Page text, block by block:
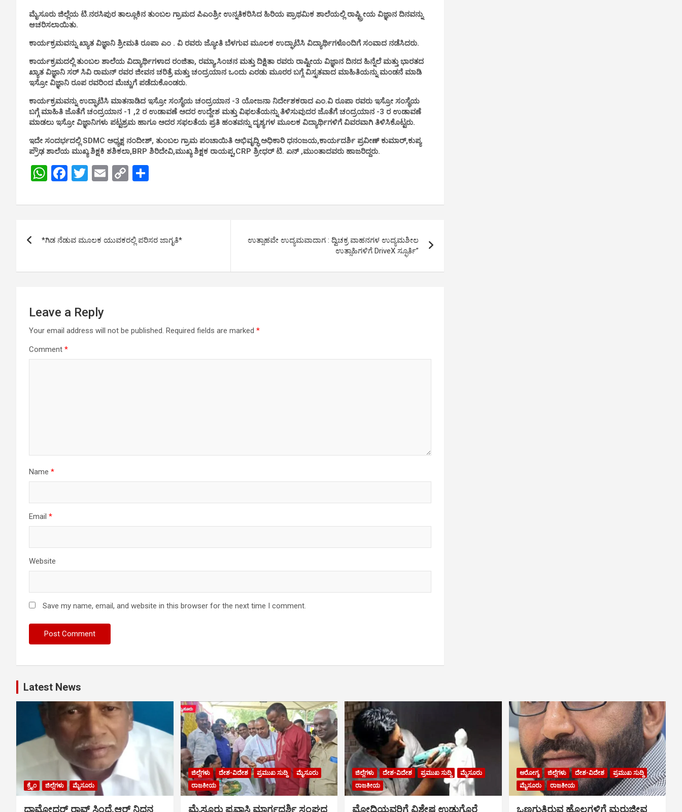
ಮೈಸೂರು ಜಿಲ್ಲೆಯ ಟಿ.ನರಸಿಪುರ ತಾಲ್ಲೂಕಿನ ತುಂಬಲ ಗ್ರಾಮದ ಪಿಎಂಶ್ರೀ ಉನ್ನತಿಕರಿಸಿದ ಹಿರಿಯ ಪ್ರಾಥಮಿಕ ಶಾಲೆಯಲ್ಲಿ ರಾಷ್ಟ್ರೀಯ ವಿಜ್ಞಾನ ದಿನವನ್ನು
ಆಚರಿಸಲಾಯಿತು.
ಕಾರ್ಯಕ್ರಮವನ್ನು ಖ್ಯಾತ ವಿಜ್ಞಾನಿ ಶ್ರೀಮತಿ ರೂಪಾ ಎಂ . ವಿ ರವರು ಜ್ಯೋತಿ ಬೆಳಗುವ ಮೂಲಕ ಉದ್ಘಾಟಿಸಿ ವಿದ್ಯಾರ್ಥಿಗಳೊಂದಿಗೆ ಸಂವಾದ ನಡೆಸಿದರು.
ಕಾರ್ಯಕ್ರಮದಲ್ಲಿ ತುಂಬಲ ಶಾಲೆಯ ವಿದ್ಯಾರ್ಥಿಗಳಾದ ರಂಜಿತಾ, ರಮ್ಯಾ,ಸಿಂಚನ ಮತ್ತು ದಿಕ್ಷಿತಾ ರವರು ರಾಷ್ಟೀಯ ವಿಜ್ಞಾನ ದಿನದ ಹಿನ್ನೆಲೆ ಮತ್ತು ಭಾರತದ
ಖ್ಯಾತ ವಿಜ್ಞಾನಿ ಸರ್ ಸಿವಿ ರಾಮನ್ ರವರ ಜೀವನ ಚರಿತ್ರೆ ಮತ್ತು ಚಂದ್ರಯಾನ ಒಂದು ಎರಡು ಮೂರರ ಬಗ್ಗೆ ವಿಸ್ತೃತವಾದ ಮಾಹಿತಿಯನ್ನು ಮಂಡನೆ ಮಾಡಿ
ಇಸ್ರೋ ವಿಜ್ಞಾನಿ ರೂಪ ರವರಿಂದ ಮೆಚ್ಚುಗೆ ಪಡೆದುಕೊಂಡರು.
ಕಾರ್ಯಕ್ರಮವನ್ನು ಉದ್ಘಾಟಿಸಿ ಮಾತನಾಡಿದ ಇಸ್ರೋ ಸಂಸ್ಥೆಯ ಚಂದ್ರಯಾನ -3 ಯೋಜನಾ ನಿರ್ದೇಶಕರಾದ ಎಂ.ವಿ ರೂಪಾ ರವರು ಇಸ್ರೋ ಸಂಸ್ಥೆಯ
ಬಗ್ಗೆ ಮಾಹಿತಿ ಜೊತೆಗೆ ಚಂದ್ರಯಾನ -1 ,2 ರ ಉಡಾವಣೆ ಅದರ ಉದ್ದೇಶ ಮತ್ತು ವಿಫಲತೆಯನ್ನು ತಿಳಿಸುವುದರ ಜೊತೆಗೆ ಚಂದ್ರಯಾನ -3 ರ ಉಡಾವಣೆ
ಮಾಡಲು ಇಸ್ರೋ ವಿಜ್ಞಾನಿಗಳು ಪಟ್ಟಶ್ರಮ ಹಾಗೂ ಅದರ ಸಫಲತೆಯ ಪ್ರತಿ ಹಂತವನ್ನು ದೃಶ್ಯಗಳ ಮೂಲಕ ವಿದ್ಯಾರ್ಥಿಗಳಿಗೆ ವಿವರವಾಗಿ ತಿಳಿಸಿಕೊಟ್ಟರು.
ಇದೇ ಸಂದರ್ಭದಲ್ಲಿ SDMC ಅಧ್ಯಕ್ಷ ನಂದೀಶ್, ತುಂಬಲ ಗ್ರಾಮ ಪಂಚಾಯಿತಿ ಅಭಿವೃದ್ಧಿ ಅಧಿಕಾರಿ ಧನಂಜಯ,ಕಾರ್ಯದರ್ಶಿ ಪ್ರವೀಣ್ ಕುಮಾರ್,ಕುಪ್ಯ
ಪ್ರೌಢ ಶಾಲೆಯ ಮುಖ್ಯ ಶಿಕ್ಷಕಿ ಶಶಿಕಲಾ,BRP ಶಿರಿದೇವಿ,ಮುಖ್ಯ ಶಿಕ್ಷಕ ರಾಯಪ್ಪ,CRP ಶ್ರೀಧರ್ ಟಿ. ಏನ್ ,ಮುಂತಾದವರು ಹಾಜರಿದ್ದರು.
W
at
A
p
F
ce
o
k
T
tt
E
ail
C
py
n
ar
*ಗಿಡ ನೆಡುವ ಮೂಲಕ ಯುವಕರಲ್ಲಿ ಪರಿಸರ ಜಾಗೃತಿ*
ಉತ್ಸಾಹವೇ ಉದ್ಯಮವಾದಾಗ : ದ್ವಿಚಕ್ರ ವಾಹನಗಳ ಉದ್ಯಮಶೀಲ
ಉತ್ಸಾಹಿಗಳಿಗೆ DriveX ಸ್ಫೂರ್ತಿ”
Leave a Reply
Your email address will not be published. Required fields are marked *
Comment *
Name *
Email *
Website
Save my name, email, and website in this browser for the next time I comment.
Latest News
ಕ್ರೈಂ ಜಿಲ್ಲೆಗಳು ಮೈಸೂರು
ದಾಮೋದರ್ ರಾವ್ ಸಿಂಧೆ.ಆರ್ ನಿಧನ
ಜಿಲ್ಲೆಗಳು ದೇಶ-ವಿದೇಶ ಪ್ರಮುಖ ಸುದ್ದಿ
ಮೈಸೂರು
ರಾಜಕೀಯ
ಮೈಸೂರು ಪ್ರವಾಸಿ ಮಾರ್ಗದರ್ಶಿ ಸಂಘದ
ಜಿಲ್ಲೆಗಳು ದೇಶ-ವಿದೇಶ ಪ್ರಮುಖ ಸುದ್ದಿ
ಮೈಸೂರು
ರಾಜಕೀಯ
ಮೋದಿಯವರಿಗೆ ವಿಶೇಷ ಉಡುಗೊರೆ
ಆರೋಗ್ಯ ಜಿಲ್ಲೆಗಳು ದೇಶ-ವಿದೇಶ
ಪ್ರಮುಖ ಸುದ್ದಿ
ಮೈಸೂರು
ರಾಜಕೀಯ
ಒಣಗುತ್ತಿರುವ ಹೊಲಗಳಿಗೆ ಮರುಜೀವ